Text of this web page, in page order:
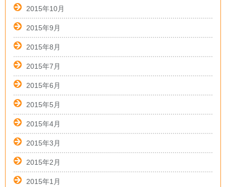
2015年10月
2015年9月
2015年8月
2015年7月
2015年6月
2015年5月
2015年4月
2015年3月
2015年2月
2015年1月